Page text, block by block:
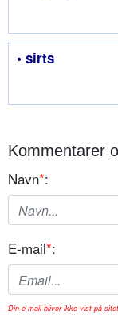
• sirts
Kommentarer
Navn*:
E-mail*:
Din e-mail bliver ikke vist på